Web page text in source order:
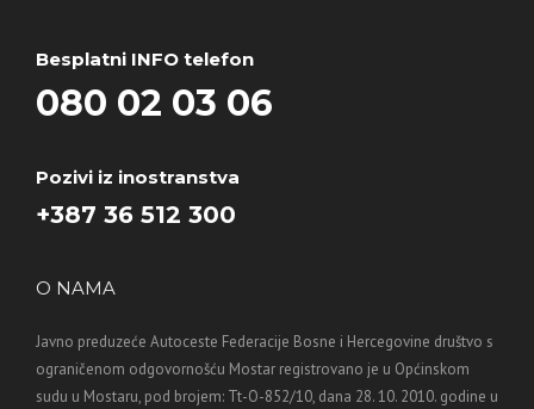
Besplatni INFO telefon
080 02 03 06
Pozivi iz inostranstva
+387 36 512 300
O NAMA
Javno preduzeće Autoceste Federacije Bosne i Hercegovine društvo s
ograničenom odgovornošću Mostar registrovano je u Općinskom
sudu u Mostaru, pod brojem: Tt-O-852/10, dana 28. 10. 2010. godine u